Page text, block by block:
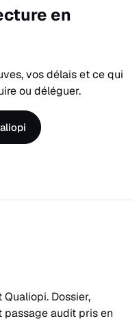
en
vos délais et ce qui
ou déléguer.
Dossier,
passage audit pris en